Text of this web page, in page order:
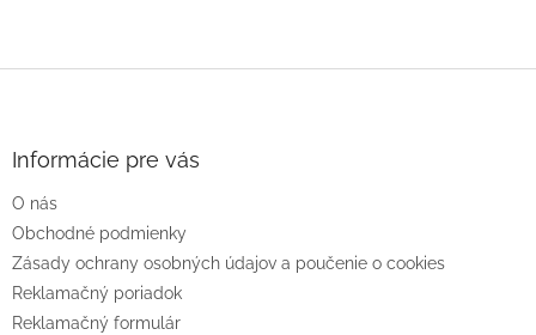
e
Informácie pre vás
O nás
Obchodné podmienky
Zásady ochrany osobných údajov a poučenie o cookies
Reklamačný poriadok
Reklamačný formulár